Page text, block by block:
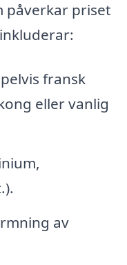
påverkar priset
fransk
eller vanlig
av